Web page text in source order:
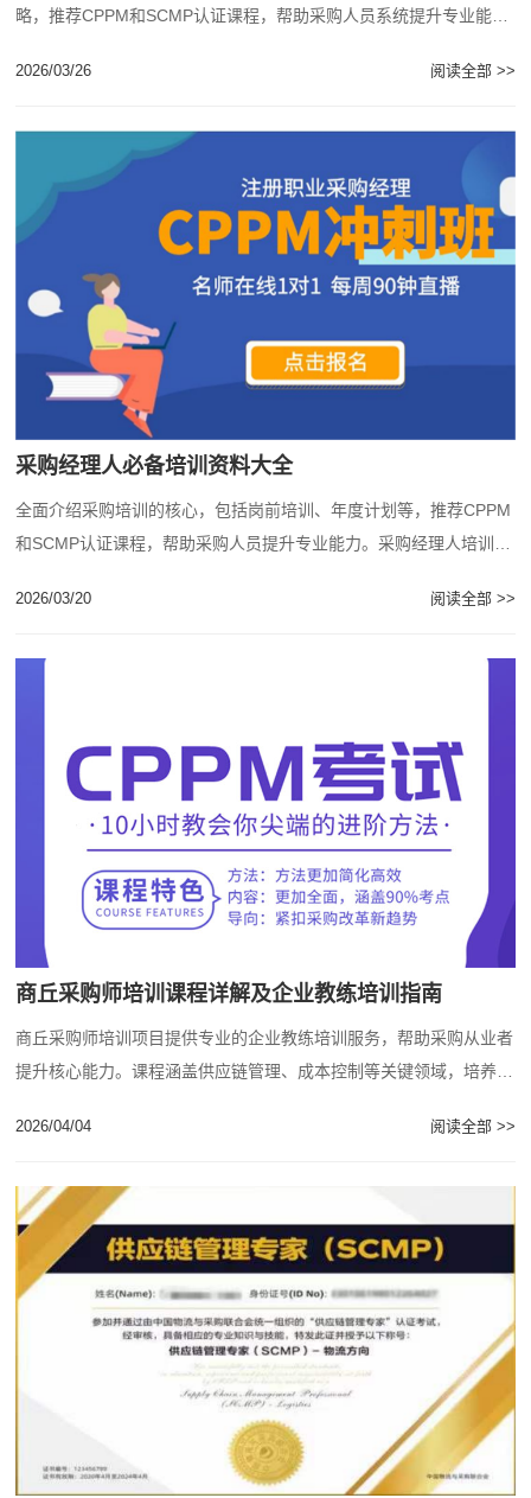
略，推荐CPPM和SCMP认证课程，帮助采购人员系统提升专业能
2026/03/26 阅读全部 >>
采购经理人必备培训资料大全
全面介绍采购培训的核心，包括岗前培训、年度计划等，推荐CPPM
和SCMP认证课程，帮助采购人员提升专业能力。采购经理人培训网
2026/03/20 阅读全部 >>
商丘采购师培训课程详解及企业教练培训指南
商丘采购师培训项目提供专业的企业教练培训服务，帮助采购从业者
提升核心能力。课程涵盖供应链管理、成本控制等关键领域，培养具
2026/04/04 阅读全部 >>